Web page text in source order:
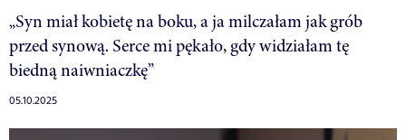
„Syn miał kobietę na boku, a ja milczałam jak grób
przed synową. Serce mi pękało, gdy widziałam tę
biedną naiwniaczkę”
05.10.2025